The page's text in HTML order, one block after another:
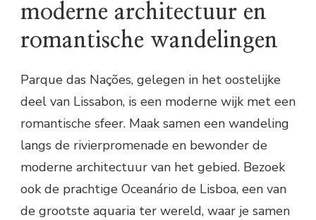
moderne architectuur en
romantische wandelingen
Parque das Nações, gelegen in het oostelijke
deel van Lissabon, is een moderne wijk met een
romantische sfeer. Maak samen een wandeling
langs de rivierpromenade en bewonder de
moderne architectuur van het gebied. Bezoek
ook de prachtige Oceanário de Lisboa, een van
de grootste aquaria ter wereld, waar je samen